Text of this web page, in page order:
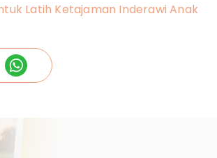
Latih Ketajaman Inderawi Anak